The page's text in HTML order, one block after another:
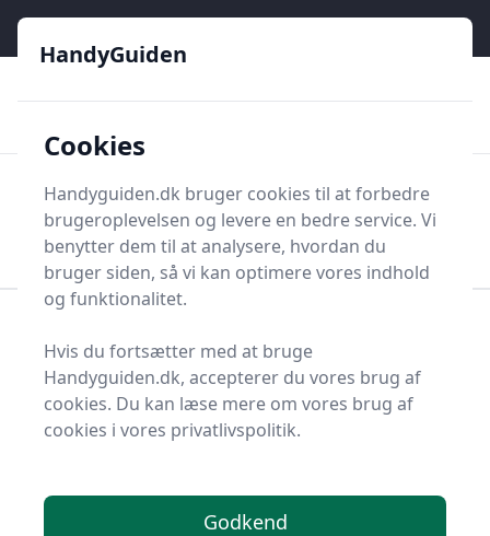
HandyGuiden
Søg nu
Søg nu
Diverse renovering og byggeri
Sokkelpuds
Find de bedste
sokkelpuds - 0
valgmuligheder
HandyGuiden
Cookies
Handyguiden.dk bruger cookies til at forbedre
brugeroplevelsen og levere en bedre service. Vi
benytter dem til at analysere, hvordan du
bruger siden, så vi kan optimere vores indhold
og funktionalitet.
Hvis du fortsætter med at bruge
Handyguiden.dk, accepterer du vores brug af
cookies. Du kan læse mere om vores brug af
cookies i vores privatlivspolitik.
Godkend